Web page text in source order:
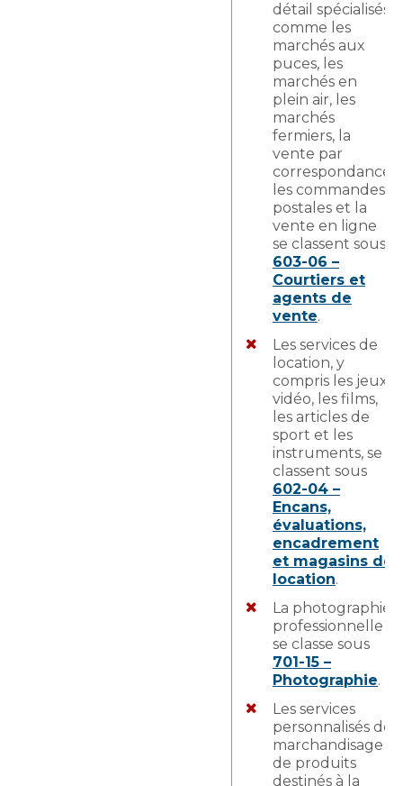
détail spécialisés,
comme les
marchés aux
puces, les
marchés en
plein air, les
marchés
fermiers, la
vente par
correspondance,
les commandes
postales et la
vente en ligne
se classent sous
603-06 –
Courtiers et
agents de
vente.
Les services de
location, y
compris les jeux
vidéo, les films,
les articles de
sport et les
instruments, se
classent sous
602-04 –
Encans,
évaluations,
encadrement
et magasins de
location.
La photographie
professionnelle
se classe sous
701-15 –
Photographie.
Les services
personnalisés de
marchandisage
de produits
destinés à la